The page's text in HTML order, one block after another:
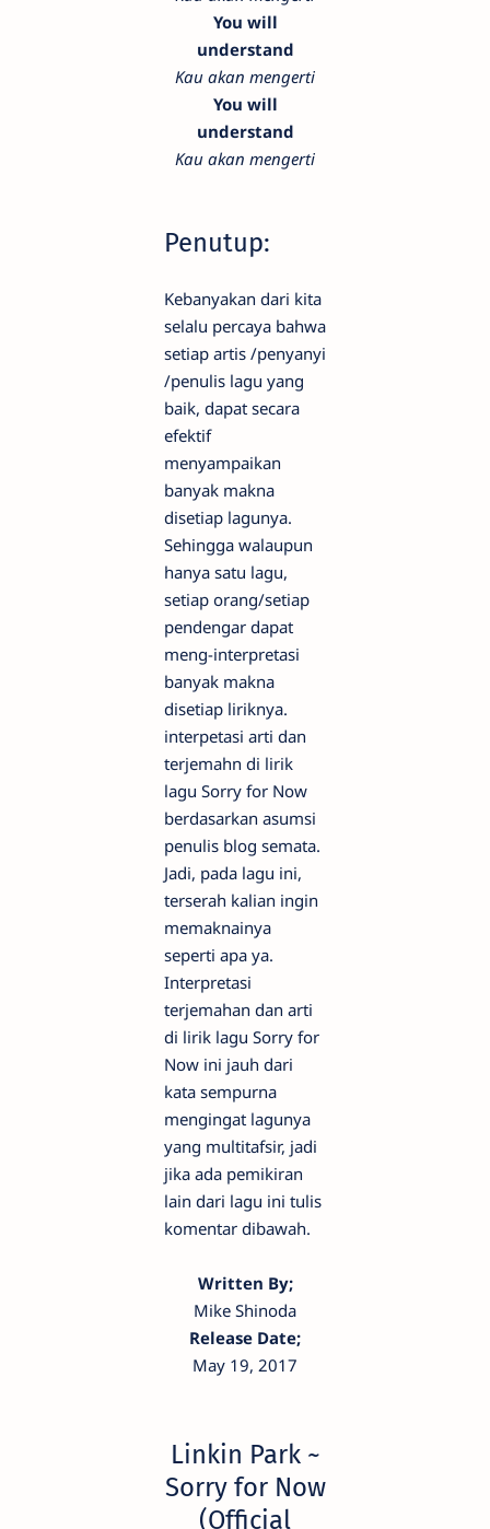
You will
understand
Kau akan mengerti
You will
understand
Kau akan mengerti
Penutup:
Kebanyakan dari kita
selalu percaya bahwa
setiap artis /penyanyi
/penulis lagu yang
baik, dapat secara
efektif
menyampaikan
banyak makna
disetiap lagunya.
Sehingga walaupun
hanya satu lagu,
setiap orang/setiap
pendengar dapat
meng-interpretasi
banyak makna
disetiap liriknya.
interpetasi arti dan
terjemahn di lirik
lagu Sorry for Now
berdasarkan asumsi
penulis blog semata.
Jadi, pada lagu ini,
terserah kalian ingin
memaknainya
seperti apa ya.
Interpretasi
terjemahan dan arti
di lirik lagu Sorry for
Now ini jauh dari
kata sempurna
mengingat lagunya
yang multitafsir, jadi
jika ada pemikiran
lain dari lagu ini tulis
komentar dibawah.
Written By;
Mike Shinoda
Release Date;
May 19, 2017
Linkin Park ~
Sorry for Now
(Official